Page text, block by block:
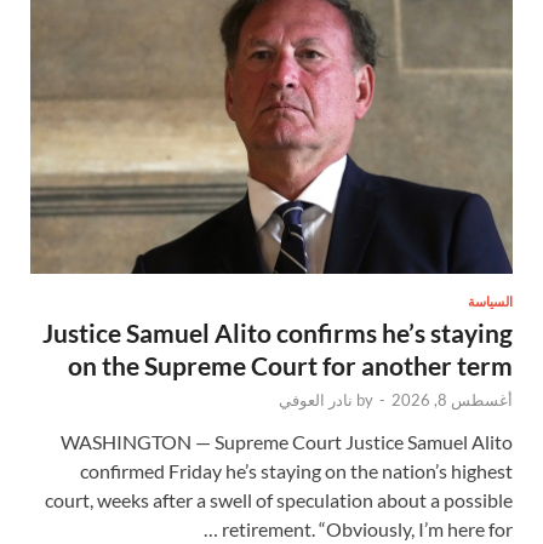
السياسة
Justice Samuel Alito confirms he’s staying
on the Supreme Court for another term
أغسطس 8, 2026 -
by نادر العوفي
WASHINGTON — Supreme Court Justice Samuel Alito
confirmed Friday he’s staying on the nation’s highest
court, weeks after a swell of speculation about a possible
retirement. “Obviously, I’m here for …